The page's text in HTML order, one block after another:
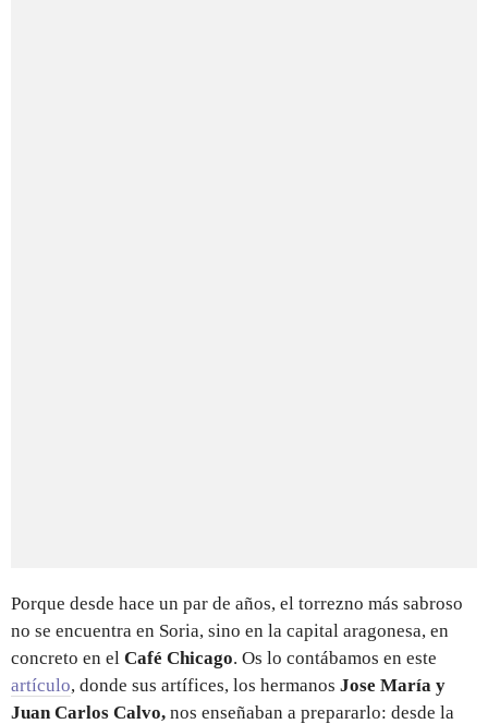
Porque desde hace un par de años, el torrezno más sabroso
no se encuentra en Soria, sino en la capital aragonesa, en
concreto en el Café Chicago. Os lo contábamos en este
artículo, donde sus artífices, los hermanos Jose María y
Juan Carlos Calvo, nos enseñaban a prepararlo: desde la